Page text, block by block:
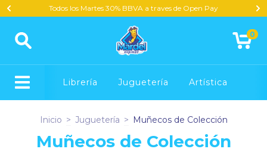
Todos los Martes 30% BBVA a traves de Open Pay
0
Librería Juguetería Artística
Inicio > Juguetería > Muñecos de Colección
Muñecos de Colección